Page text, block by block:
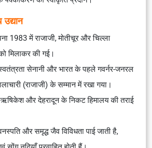
उद्यान
1983 में राजाजी, मोतीचूर और चिल्ला
मिलाकर की गई।
सेनानी और भारत के पहले गवर्नर-जनरल
(राजाजी) के सम्मान में रखा गया।
ऋषिकेश और देहरादून के निकट हिमालय की तराई
और समृद्ध जैव विविधता पाई जाती है,